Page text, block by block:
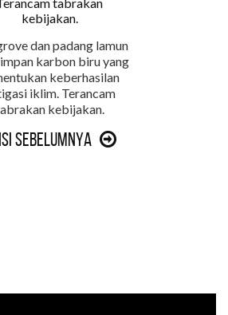
dan padang lamun
karbon biru yang
keberhasilan
iklim. Terancam
kebijakan.
Sebelumnya